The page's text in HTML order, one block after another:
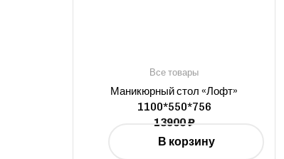
Все товары
Маникюрный стол «Лофт»
1100*550*756
13900₽
В корзину